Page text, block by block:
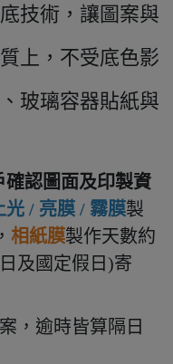
技術，讓圖案與
上，不受底色影
玻璃容器貼紙與
確認圖面及印製資
光 / 亮膜 / 霧膜製
相紙膜製作天數約
及國定假日)寄
，逾時皆算隔日